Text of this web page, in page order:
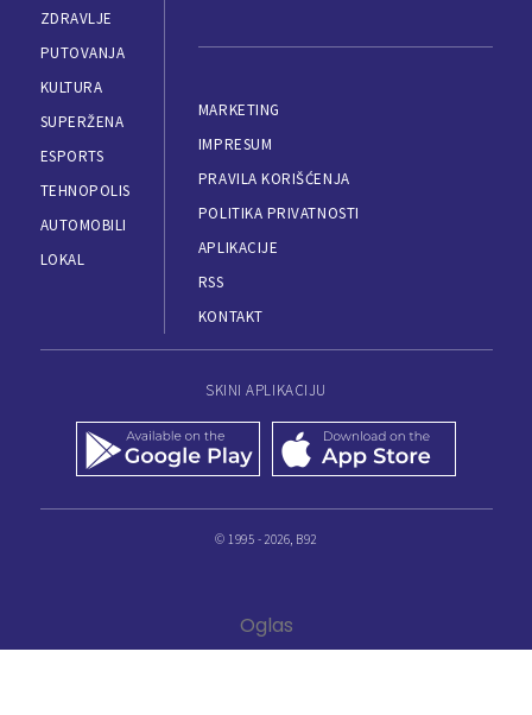
ZDRAVLJE
PUTOVANJA
KULTURA
SUPERŽENA
ESPORTS
TEHNOPOLIS
AUTOMOBILI
LOKAL
MARKETING
IMPRESUM
PRAVILA KORIŠĆENJA
POLITIKA PRIVATNOSTI
APLIKACIJE
RSS
KONTAKT
SKINI APLIKACIJU
© 1995 - 2026, B92